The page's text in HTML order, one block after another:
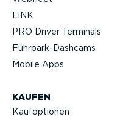
LINK
PRO Driver Terminals
Fuhrpar­k-Da­shcams
Mobile Apps
KAUFEN
Kaufop­tionen